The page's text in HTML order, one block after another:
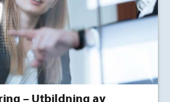
– Utbildning av